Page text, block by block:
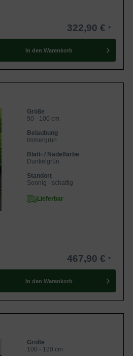
322,90 €
In den Warenkorb
Größe
90 - 100 cm
Belaubung
Immergrün
Blatt- / Nadelfarbe
Dunkelgrün
Standort
Sonnig - schattig
Lieferbar
467,90 €
In den Warenkorb
Größe
100 - 120 cm